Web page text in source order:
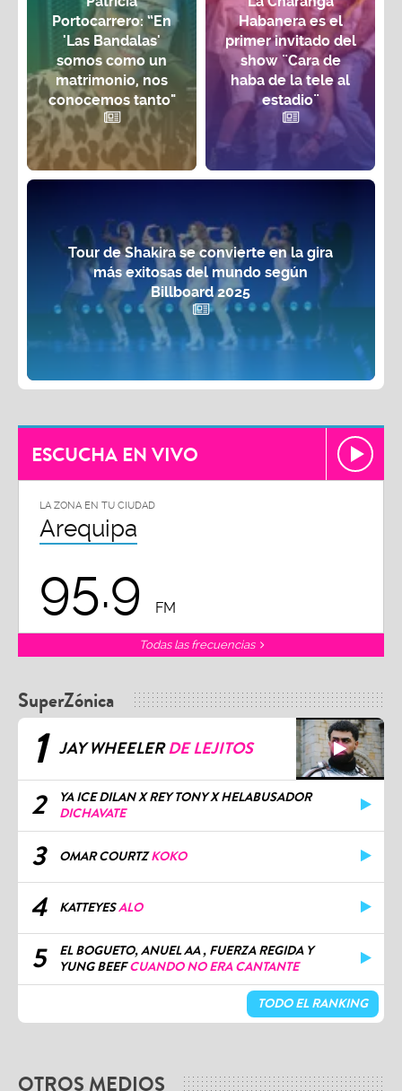
Portocarrero: “En
'Las Bandalas'
somos como un
matrimonio, nos
conocemos tanto"
Habanera es el
primer invitado del
show ¨Cara de
haba de la tele al
estadio¨
Tour de Shakira se convierte en la gira
más exitosas del mundo según
Billboard 2025
ESCUCHA EN VIVO
LA ZONA EN TU CIUDAD
Arequipa
95.9 FM
Todas las frecuencias
SuperZónica
1 JAY WHEELERDE LEJITOS
2
YA ICE DILAN X REY TONY X HELABUSADOR
DICHAVATE
3 OMAR COURTZKOKO
4 KATTEYESALO
5
EL BOGUETO, ANUEL AA , FUERZA REGIDA Y
YUNG BEEFCUANDO NO ERA CANTANTE
TODO EL RANKING